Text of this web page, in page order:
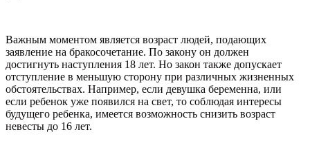
Важным моментом является возраст людей, подающих
заявление на бракосочетание. По закону он должен
достигнуть наступления 18 лет. Но закон также допускает
отступление в меньшую сторону при различных жизненных
обстоятельствах. Например, если девушка беременна, или
если ребенок уже появился на свет, то соблюдая интересы
будущего ребенка, имеется возможность снизить возраст
невесты до 16 лет.